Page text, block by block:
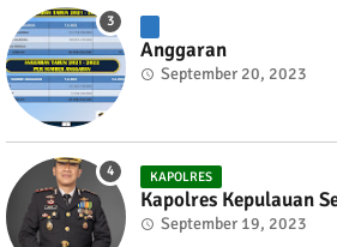
Anggaran
September 20, 2023
KAPOLRES
Kapolres Kepulauan
September 19, 2023